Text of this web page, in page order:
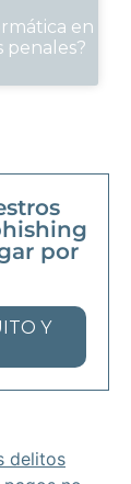
en
por
Y
delitos